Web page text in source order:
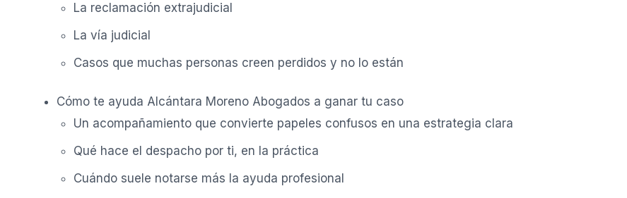
La reclamación extrajudicial
La vía judicial
Casos que muchas personas creen perdidos y no lo están
Cómo te ayuda Alcántara Moreno Abogados a ganar tu caso
Un acompañamiento que convierte papeles confusos en una estrategia clara
Qué hace el despacho por ti, en la práctica
Cuándo suele notarse más la ayuda profesional